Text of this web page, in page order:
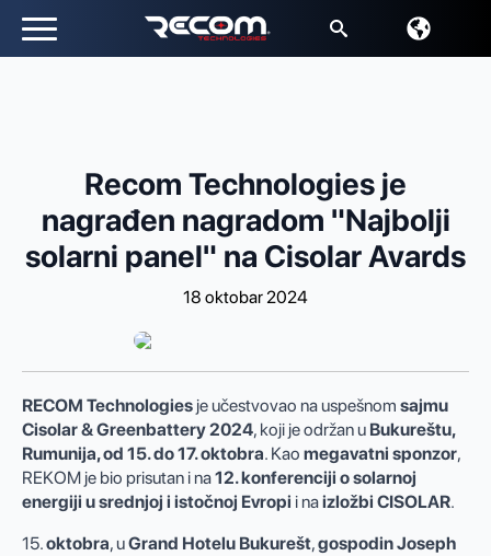
Recom Technologies je
nagrađen nagradom "Najbolji
solarni panel" na Cisolar Avards
18 oktobar 2024
RECOM Technologies je učestvovao na uspešnom sajmu
Cisolar & Greenbattery 2024, koji je održan u Bukureštu,
Rumunija, od 15. do 17. oktobra. Kao megavatni sponzor,
REKOM je bio prisutan i na12. konferenciji o solarnoj
energiji u srednjoj i istočnoj Evropi i naizložbi CISOLAR.
15.oktobra, uGrand Hotelu Bukurešt,gospodin Joseph